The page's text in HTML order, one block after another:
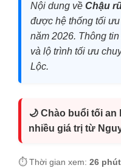
Nội dung về Chậu
được hệ thống tối
năm 2026. Thông
và lộ trình tối ưu
Lộc.
🌙 Chào buổi tối
nhiều giá trị từ
⏱️ Thời gian xem: 26 phút